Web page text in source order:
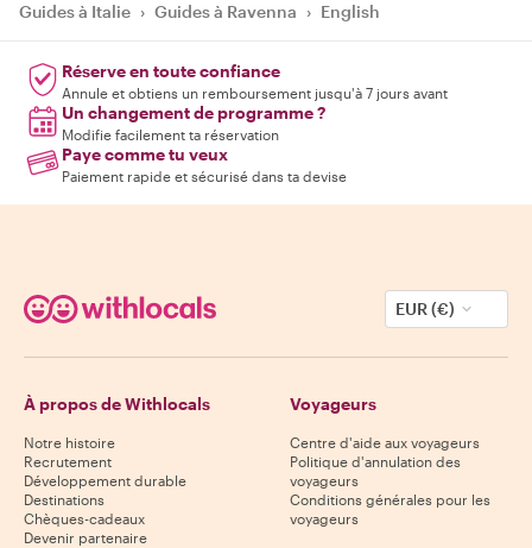
Guides à Italie › Guides à Ravenna › English
Réserve en toute confiance
Annule et obtiens un remboursement jusqu'à 7 jours avant
Un changement de programme ?
Modifie facilement ta réservation
Paye comme tu veux
Paiement rapide et sécurisé dans ta devise
EUR (€)
À propos de Withlocals
Notre histoire
Recrutement
Développement durable
Destinations
Chèques-cadeaux
Devenir partenaire
Voyageurs
Centre d'aide aux voyageurs
Politique d'annulation des
voyageurs
Conditions générales pour les
voyageurs